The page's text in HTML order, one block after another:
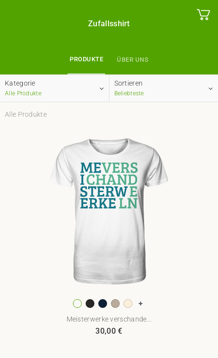
Zufallsshirt
PRODUKTE ÜBER UNS
Kategorie
Alle Produkte
Sortieren
Beliebteste
Alle Produkte
Meisterwerke verschande...
30,00€